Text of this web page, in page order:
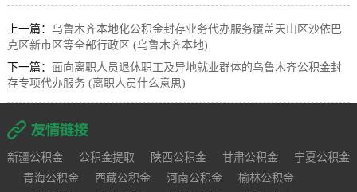
上一篇： 乌鲁木齐本地化公积金封存业务代办服务覆盖天山区沙依巴
克区新市区等全部行政区 (乌鲁木齐本地)
下一篇： 面向离职人员退休职工及异地就业群体的乌鲁木齐公积金封
存专项代办服务 (离职人员什么意思)
新疆公积金 公积金提取 陕西公积金 甘肃公积金
宁夏公积金
青海公积金
西藏公积金 河南公积金
榆林公积金